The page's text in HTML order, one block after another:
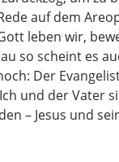
auf dem
leben wir,
so scheint es
Der
und der Vater
– Jesus und